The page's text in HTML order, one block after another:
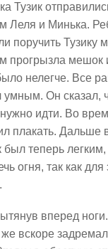
Тузик
и Минька.
поручить Тузику
прогрызла
нелегче. Все
Он сказал,
идти. Во
плакать. Дальше
теперь
огня, так как
вперед
вскоре